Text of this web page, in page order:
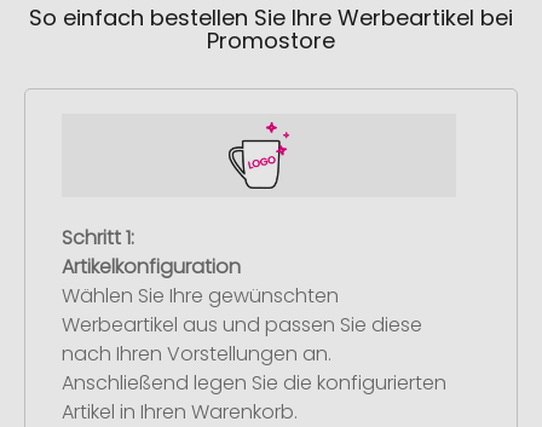
So einfach bestellen Sie Ihre Werbeartikel bei
Promostore
Schritt 1:
Artikelkonfiguration
Wählen Sie Ihre gewünschten
Werbeartikel aus und passen Sie diese
nach Ihren Vorstellungen an.
Anschließend legen Sie die konfigurierten
Artikel in Ihren Warenkorb.